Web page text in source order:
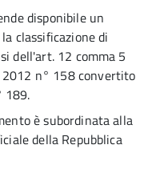
disponibile un
classificazione di
dell'art. 12 comma 5
n° 158 convertito
189.
è subordinata alla
della Repubblica